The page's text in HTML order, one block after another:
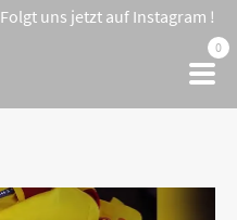
Folgt uns jetzt auf Instagram !
0